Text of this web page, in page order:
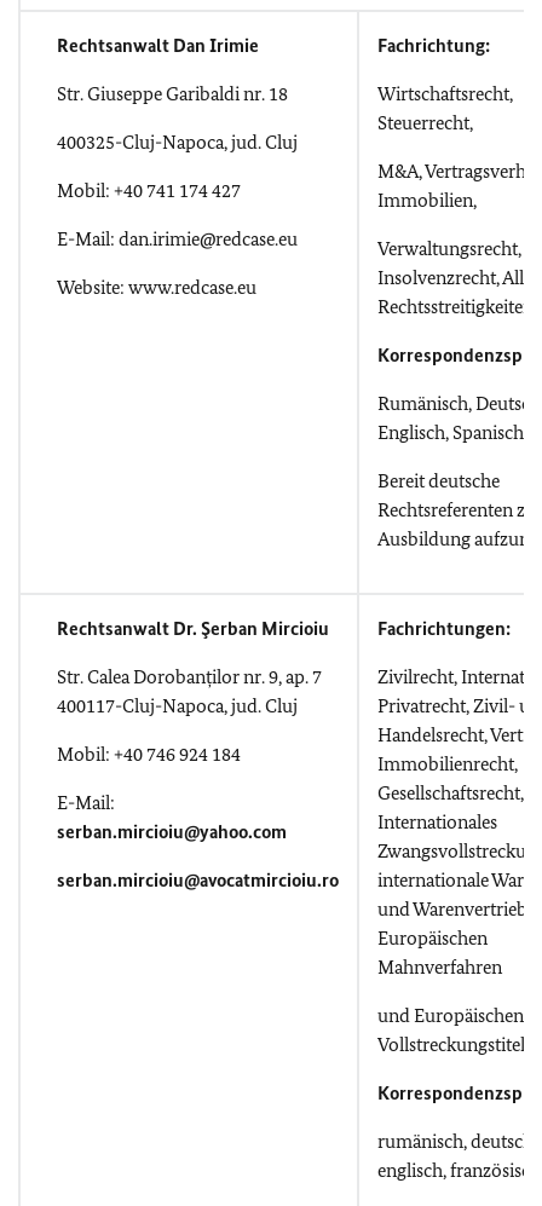
Rechtsanwalt Dan Irimie
Str. Giuseppe Garibaldi nr. 18
400325-Cluj-Napoca, jud. Cluj
Mobil: +40 741 174 427
E-Mail: dan.irimie@redcase.eu
Website: www.redcase.eu
Fachrichtung:
Wirtschaftsrecht,
Steuerrecht,
M&A,
Immobilien,
Verwaltungsrecht,
Insolvenzrecht,
Rechtsstreitigkeiten
Rumänisch,
Englisch, Spanisch
Bereit deutsche
Rechtsreferenten zur
Ausbildung
Rechtsanwalt Dr. Şerban Mircioiu
Str. Calea Dorobanților nr. 9, ap. 7
400117-Cluj-Napoca, jud. Cluj
Mobil: +40 746 924 184
E-Mail:
serban.mircioiu@yahoo.com
serban.mircioiu@avocatmircioiu.ro
Fachrichtungen:
Zivilrecht,
Privatrecht,Zivil-
Handelsrecht,
Immobilienrecht,
Gesellschaftsrecht,
Internationales
internationale
und Warenvertrieb,
Europäischen
Mahnverfahren
und Europäischen
Vollstreckungstitel
rumänisch, deutsch,
englisch, französisch